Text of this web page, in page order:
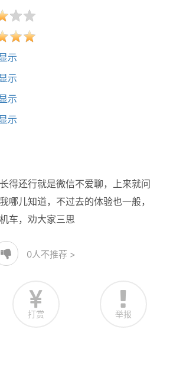
示
示
示
示
得还行就是微信不爱聊，上来就问
哪儿知道，不过去的体验也一般，
车，劝大家三思
0人不推荐 >
打赏 举报